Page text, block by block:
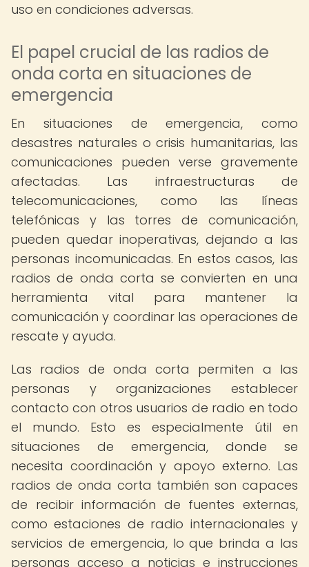
uso en condiciones adversas.
El papel crucial de las radios de
onda corta en situaciones de
emergencia
En situaciones de emergencia, como
desastres naturales o crisis humanitarias, las
comunicaciones pueden verse gravemente
afectadas. Las infraestructuras de
telecomunicaciones, como las líneas
telefónicas y las torres de comunicación,
pueden quedar inoperativas, dejando a las
personas incomunicadas. En estos casos, las
radios de onda corta se convierten en una
herramienta vital para mantener la
comunicación y coordinar las operaciones de
rescate y ayuda.
Las radios de onda corta permiten a las
personas y organizaciones establecer
contacto con otros usuarios de radio en todo
el mundo. Esto es especialmente útil en
situaciones de emergencia, donde se
necesita coordinación y apoyo externo. Las
radios de onda corta también son capaces
de recibir información de fuentes externas,
como estaciones de radio internacionales y
servicios de emergencia, lo que brinda a las
personas acceso a noticias e instrucciones